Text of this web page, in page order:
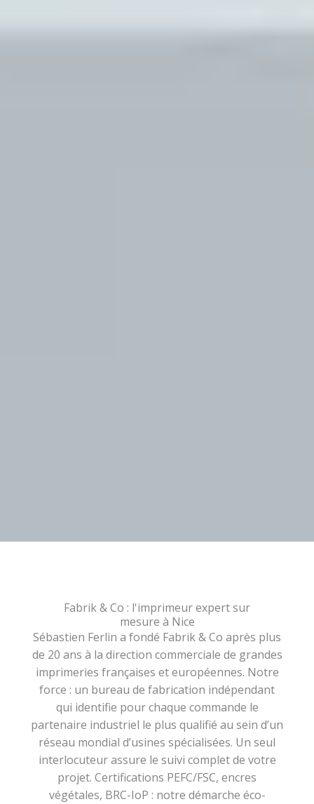
Fabrik & Co : l'imprimeur expert sur
mesure à Nice
Sébastien Ferlin a fondé Fabrik & Co après plus
de 20 ans à la direction commerciale de grandes
imprimeries françaises et européennes. Notre
force : un bureau de fabrication indépendant
qui identifie pour chaque commande le
partenaire industriel le plus qualifié au sein d’un
réseau mondial d’usines spécialisées. Un seul
interlocuteur assure le suivi complet de votre
projet. Certifications PEFC/FSC, encres
végétales, BRC-IoP : notre démarche éco-